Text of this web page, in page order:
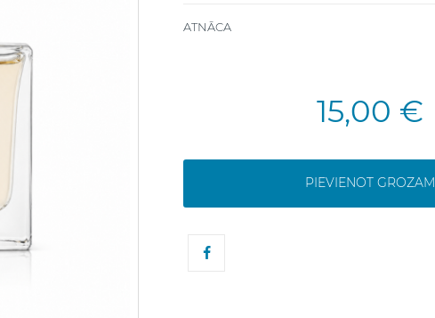
ATNĀCA
15,00 €
PIEVIENOT GROZAM